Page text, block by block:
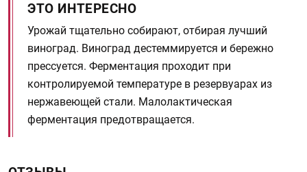
ЭТО ИНТЕРЕСНО
Урожай тщательно собирают, отбирая лучший
виноград. Виноград дестеммируется и бережно
прессуется. Ферментация проходит при
контролируемой температуре в резервуарах из
нержавеющей стали. Малолактическая
ферментация предотвращается.